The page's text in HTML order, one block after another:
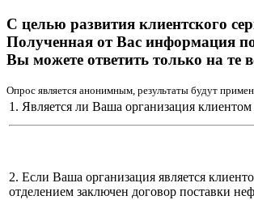
С целью развития клиентского
Полученная от Вас информация
Вы можете ответить только на те
Опрос является анонимным, результаты будут
1. Является ли Ваша организация
2. Если Ваша организация является
отделением заключен договор поставки